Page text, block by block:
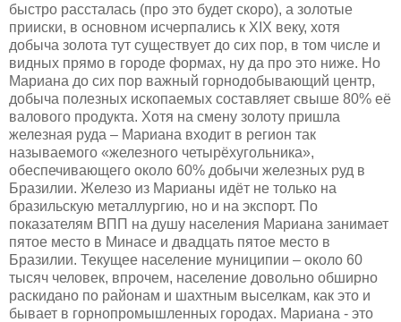
быстро рассталась (про это будет скоро), а золотые
прииски, в основном исчерпались к XIX веку, хотя
добыча золота тут существует до сих пор, в том числе и
видных прямо в городе формах, ну да про это ниже. Но
Мариана до сих пор важный горнодобывающий центр,
добыча полезных ископаемых составляет свыше 80% её
валового продукта. Хотя на смену золоту пришла
железная руда – Мариана входит в регион так
называемого «железного четырёхугольника»,
обеспечивающего около 60% добычи железных руд в
Бразилии. Железо из Марианы идёт не только на
бразильскую металлургию, но и на экспорт. По
показателям ВПП на душу населения Мариана занимает
пятое место в Минасе и двадцать пятое место в
Бразилии. Текущее население муниципии – около 60
тысяч человек, впрочем, население довольно обширно
раскидано по районам и шахтным выселкам, как это и
бывает в горнопромышленных городах. Мариана - это